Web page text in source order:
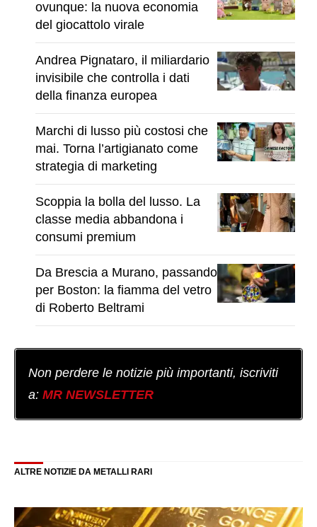
ovunque: la nuova economia
del giocattolo virale
Andrea Pignataro, il miliardario
invisibile che controlla i dati
della finanza europea
Marchi di lusso più costosi che
mai. Torna l’artigianato come
strategia di marketing
Scoppia la bolla del lusso. La
classe media abbandona i
consumi premium
Da Brescia a Murano, passando
per Boston: la fiamma del vetro
di Roberto Beltrami
Non perdere le notizie più importanti, iscriviti
a: MR NEWSLETTER
ALTRE NOTIZIE DA METALLI RARI